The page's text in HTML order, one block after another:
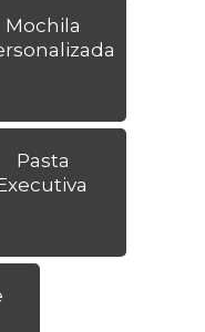
Mochila
Pasta